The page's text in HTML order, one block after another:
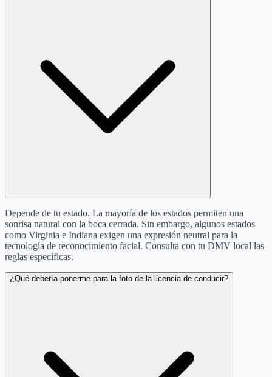
Depende de tu estado. La mayoría de los estados permiten una
sonrisa natural con la boca cerrada. Sin embargo, algunos estados
como Virginia e Indiana exigen una expresión neutral para la
tecnología de reconocimiento facial. Consulta con tu DMV local las
reglas específicas.
¿Qué debería ponerme para la foto de la licencia de conducir?